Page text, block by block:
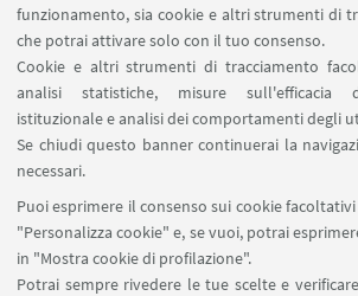
funzionamento, sia cookie e altri strumenti di
che potrai attivare solo con il tuo consenso.
Cookie e altri strumenti di tracciamento
analisi statistiche, misure sull'efficacia
istituzionale e analisi dei comportamenti degli
Se chiudi questo banner continuerai la
necessari.
Puoi esprimere il consenso sui cookie
"Personalizza cookie" e, se vuoi, potrai
in "Mostra cookie di profilazione".
Potrai sempre rivedere le tue scelte e
LINK UTILI
Spazi Virtuali di Dipartimento
Missioni Web
SEGUI UNIBO SU: